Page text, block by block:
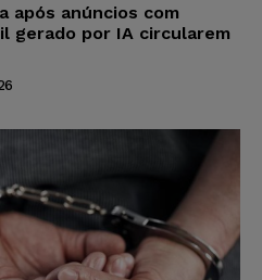
após anúncios com
gerado por IA circularem